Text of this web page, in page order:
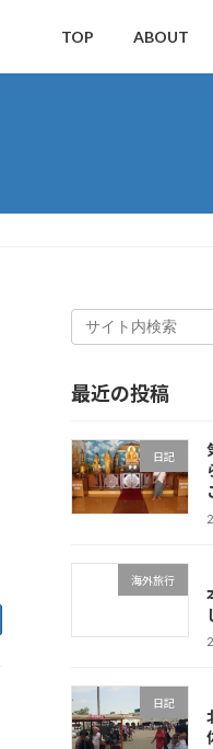
TOP ABOUT
最近の投稿
日記
海外旅行
日記